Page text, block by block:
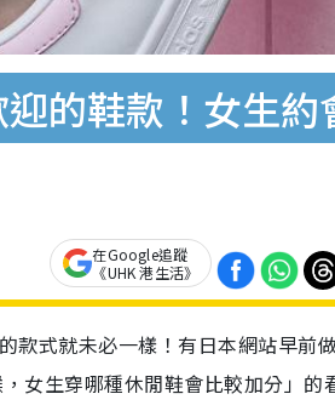
的鞋款！女生
在Google追蹤
《UHK 港生活》
款式就未必一樣！有日本網站早前
女生穿哪種休閒鞋會比較加分」的